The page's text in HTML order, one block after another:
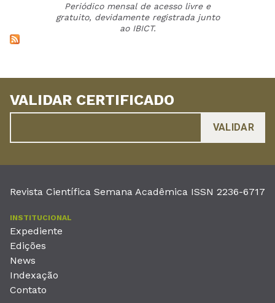
Periódico mensal de acesso livre e
gratuito, devidamente registrada junto
ao IBICT.
VALIDAR CERTIFICADO
Revista Científica Semana Acadêmica ISSN 2236-6717
INSTITUCIONAL
Expediente
Edições
News
Indexação
Contato